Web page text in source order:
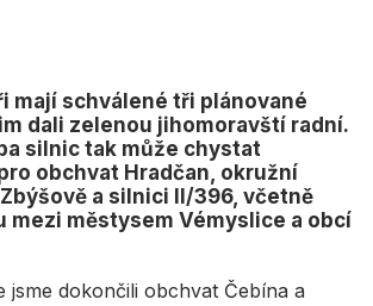
mají schválené tři plánované
dali zelenou jihomoravští radní.
silnic tak může chystat
obchvat Hradčan, okružní
a silnici II/396, včetně
mezi městysem Vémyslice a obcí
jsme dokončili obchvat Čebína a